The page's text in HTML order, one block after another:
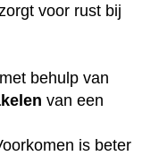
voor rust bij
behulp van
van een
is beter